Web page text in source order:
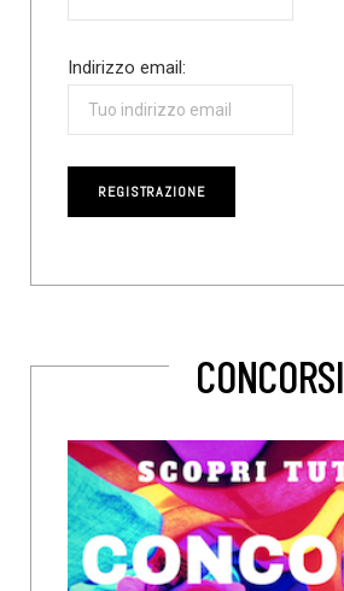
Indirizzo email:
CONCORSI